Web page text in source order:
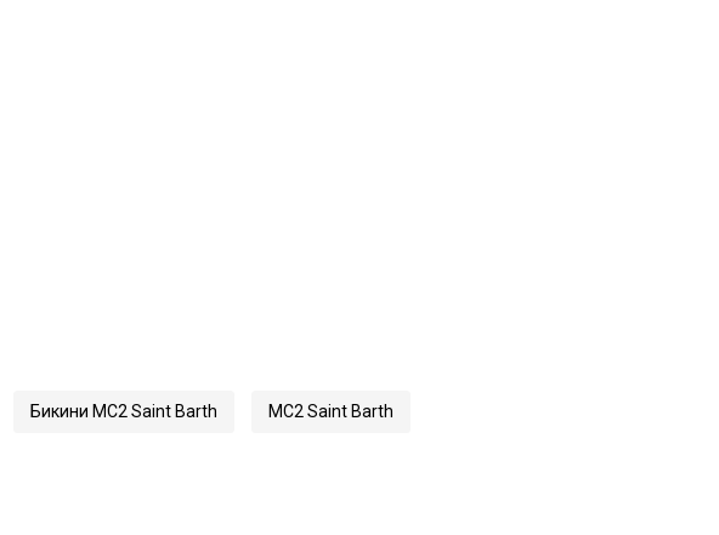
Бикини MC2 Saint Barth MC2 Saint Barth